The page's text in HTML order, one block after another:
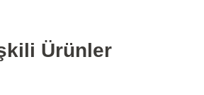
Ürünler